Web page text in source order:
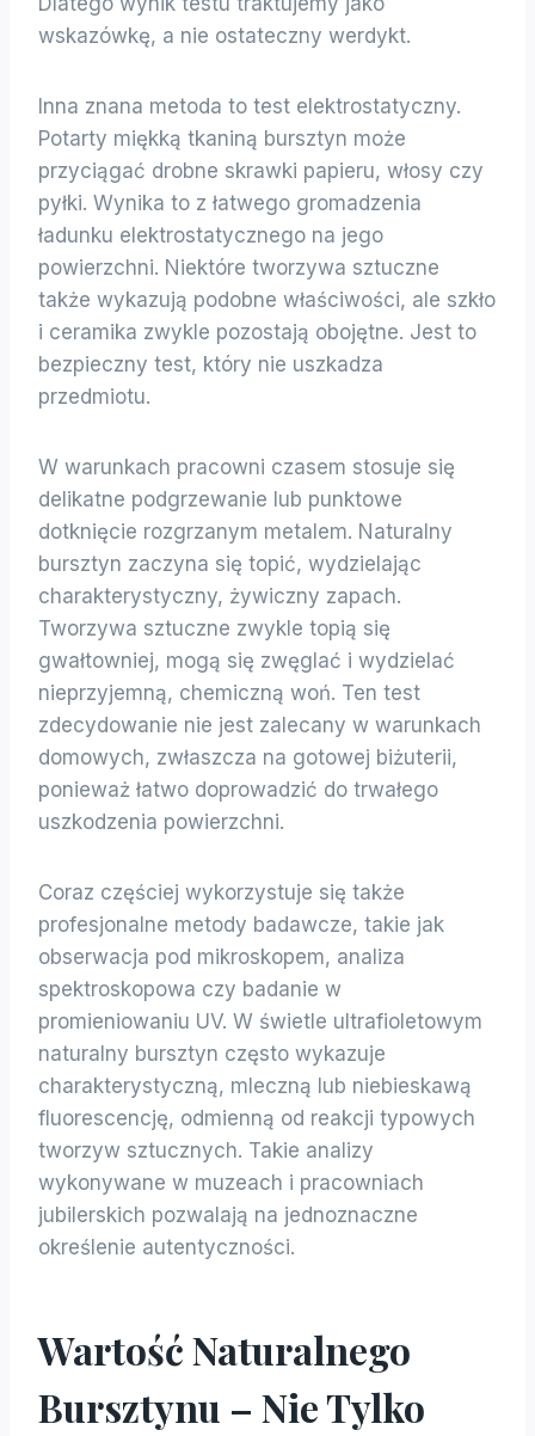
wskazówkę, a nie ostateczny werdykt.
Inna znana metoda to test elektrostatyczny.
Potarty miękką tkaniną bursztyn może
przyciągać drobne skrawki papieru, włosy czy
pyłki. Wynika to z łatwego gromadzenia
ładunku elektrostatycznego na jego
powierzchni. Niektóre tworzywa sztuczne
także wykazują podobne właściwości, ale szkło
i ceramika zwykle pozostają obojętne. Jest to
bezpieczny test, który nie uszkadza
przedmiotu.
W warunkach pracowni czasem stosuje się
delikatne podgrzewanie lub punktowe
dotknięcie rozgrzanym metalem. Naturalny
bursztyn zaczyna się topić, wydzielając
charakterystyczny, żywiczny zapach.
Tworzywa sztuczne zwykle topią się
gwałtowniej, mogą się zwęglać i wydzielać
nieprzyjemną, chemiczną woń. Ten test
zdecydowanie nie jest zalecany w warunkach
domowych, zwłaszcza na gotowej biżuterii,
ponieważ łatwo doprowadzić do trwałego
uszkodzenia powierzchni.
Coraz częściej wykorzystuje się także
profesjonalne metody badawcze, takie jak
obserwacja pod mikroskopem, analiza
spektroskopowa czy badanie w
promieniowaniu UV. W świetle ultrafioletowym
naturalny bursztyn często wykazuje
charakterystyczną, mleczną lub niebieskawą
fluorescencję, odmienną od reakcji typowych
tworzyw sztucznych. Takie analizy
wykonywane w muzeach i pracowniach
jubilerskich pozwalają na jednoznaczne
określenie autentyczności.
Wartość Naturalnego
Bursztynu – Nie Tylko